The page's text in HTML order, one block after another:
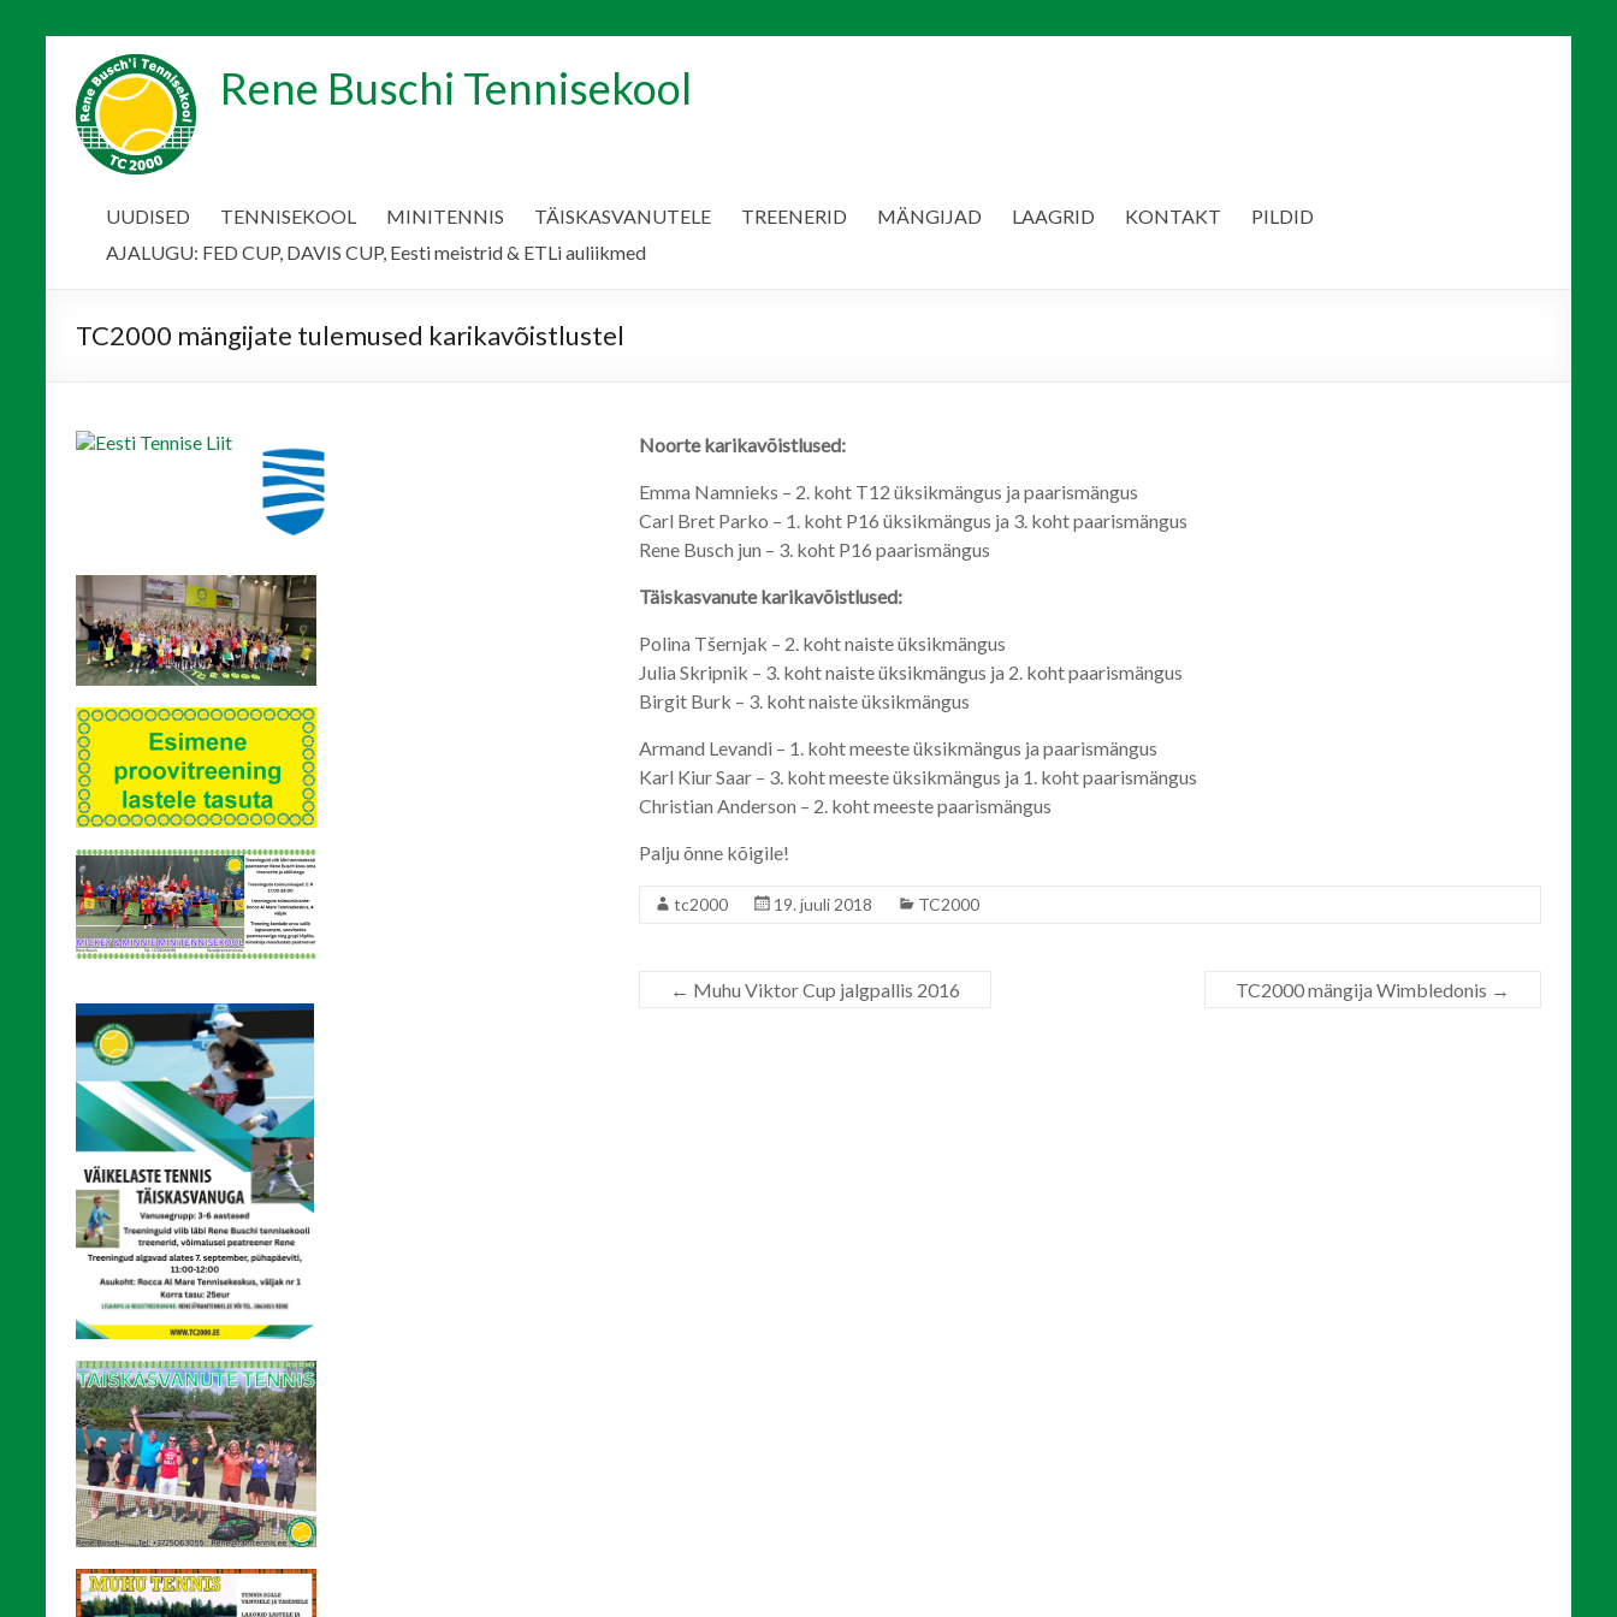
content
Rene Buschi Tennisekool
UUDISED TENNISEKOOL MINITENNIS TÄISKASVANUTELE TREENERID MÄNGIJAD LAAGRID KONTAKT
PILDID
AJALUGU: FED CUP, DAVIS CUP, Eesti meistrid & ETLi auliikmed
TC2000 mängijate tulemused karikavõistlustel
Noorte karikavõistlused:
Emma Namnieks – 2. koht T12 üksikmängus ja paarismängus
Carl Bret Parko – 1. koht P16 üksikmängus ja 3. koht paarismängus
Rene Busch jun – 3. koht P16 paarismängus
Täiskasvanute karikavõistlused:
Polina Tšernjak – 2. koht naiste üksikmängus
Julia Skripnik – 3. koht naiste üksikmängus ja 2. koht paarismängus
Birgit Burk – 3. koht naiste üksikmängus
Armand Levandi – 1. koht meeste üksikmängus ja paarismängus
Karl Kiur Saar – 3. koht meeste üksikmängus ja 1. koht paarismängus
Christian Anderson – 2. koht meeste paarismängus
Palju õnne kõigile!
tc2000 19. juuli 2018 TC2000
← Muhu Viktor Cup jalgpallis 2016 TC2000 mängija Wimbledonis →